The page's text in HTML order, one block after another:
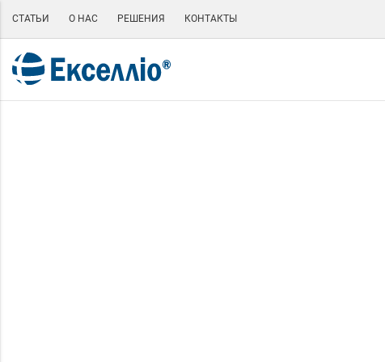
СТАТЬИ О НАС РЕШЕНИЯ КОНТАКТЫ